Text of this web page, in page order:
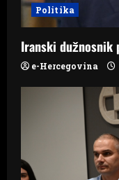
Politika
Iranski dužnosnik
e-Hercegovina